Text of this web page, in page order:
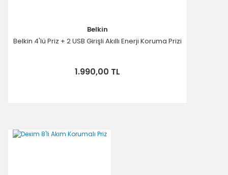
Belkin
Belkin 4'lü Priz + 2 USB Girişli Akıllı Enerji Koruma Prizi
1.990,00 TL